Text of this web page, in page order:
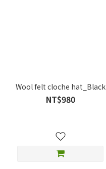
Wool felt cloche hat_Black
NT$980